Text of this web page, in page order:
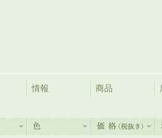
情報 商品